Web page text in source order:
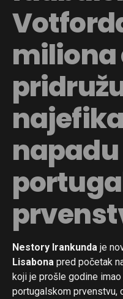
miliona
napadu
Nestory Irankunda je
Lisabona pred početak
koji je prošle godine
portugalskom prvenstvu,